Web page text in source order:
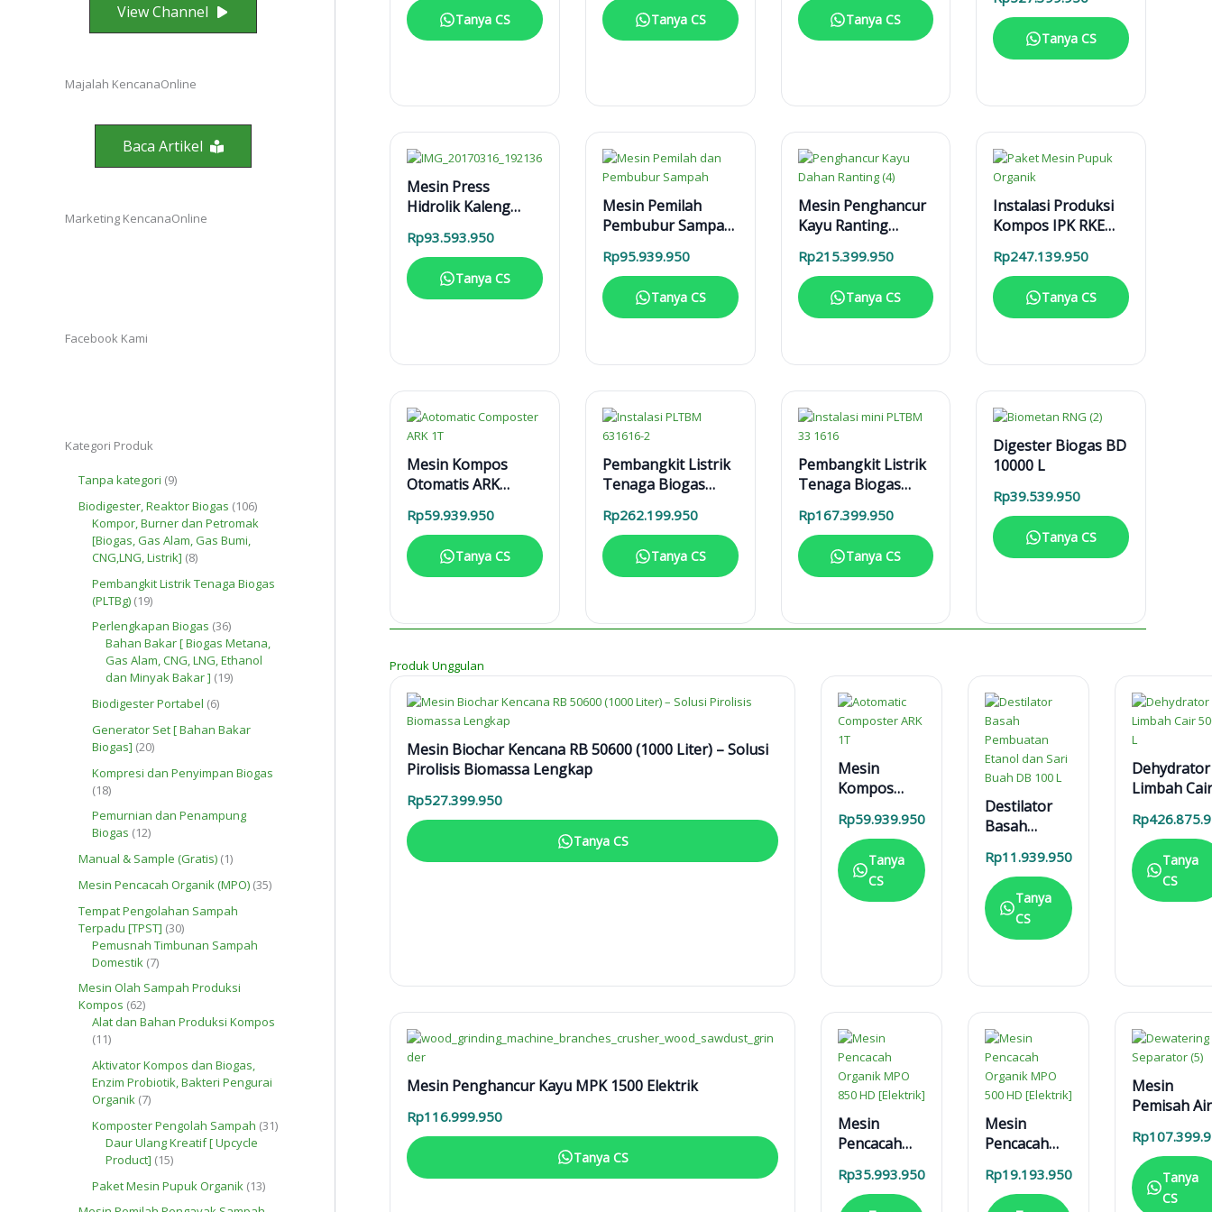
View Channel
Majalah KencanaOnline
Baca Artikel
Marketing KencanaOnline
Facebook Kami
Kategori Produk
Tanpa kategori 99
r
o
d
u
k
Biodigester, Reaktor Biogas 1061
0
o
k
Kompor, Burner dan Petromak
[Biogas, Gas Alam, Gas Bumi,
CNG,LNG, Listrik] 88
r
d
u
k
Pembangkit Listrik Tenaga Biogas
(PLTBg) 191
P
r
o
d
u
Perlengkapan Biogas 363
6
P
r
u
Bahan Bakar [ Biogas Metana,
Gas Alam, CNG, LNG, Ethanol
dan Minyak Bakar ] 191
r
u
Biodigester Portabel 66
r
d
Generator Set [ Bahan Bakar
Biogas] 202
P
o
k
Kompresi dan Penyimpan Biogas
181
P
r
o
u
k
Pemurnian dan Penampung
Biogas 121
P
r
d
u
k
Manual & Sample (Gratis) 11
r
o
u
Mesin Pencacah Organik (MPO) 353
Tempat Pengolahan Sampah
Terpadu [TPST] 303
0
o
u
Pemusnah Timbunan Sampah
Domestik 77
r
d
k
Mesin Olah Sampah Produksi
Kompos 626
2
o
d
u
k
Alat dan Bahan Produksi Kompos
111
P
r
o
d
u
k
Aktivator Kompos dan Biogas,
Enzim Probiotik, Bakteri Pengurai
Organik 77
r
o
d
u
Komposter Pengolah Sampah 313
Daur Ulang Kreatif [ Upcycle
Product] 151
P
Paket Mesin Pupuk Organik 131
Tanya CS Tanya CS Tanya CS
Pirolisis Biomassa
Lengkap
Tanya CS
Mesin Press
Hidrolik Kaleng
Rp93.593.950
Tanya CS
Mesin Pemilah
Pembubur Sampah
Rp95.939.950
Tanya CS
Mesin Penghancur
Kayu Ranting
Mesin Diesel
Rp215.399.950
Tanya CS
Instalasi Produksi
Kompos IPK RKE
Rp247.139.950
Tanya CS
Mesin Kompos
Otomatis ARK
Rp59.939.950
Tanya CS
Pembangkit Listrik
Tenaga Biogas
Rp262.199.950
Tanya CS
Pembangkit Listrik
Tenaga Biogas
Rp167.399.950
Tanya CS
Digester Biogas BD
10000 L
Rp39.539.950
Tanya CS
Produk Unggulan
Mesin Biochar Kencana RB 50600 (1000 Liter) – Solusi
Pirolisis Biomassa Lengkap
Rp527.399.950
Tanya CS
Mesin
Kompos
ARK 1000L
Rp59.939.950
Tanya
CS
Destilator
Basah
Etanol dan
Sari Buah
DB 100 L
Rp11.939.950
Tanya
CS
Dehydrator
Limbah Cair
Rp
Tanya
CS
Mesin Penghancur Kayu MPK 1500 Elektrik
Rp116.999.950
Tanya CS
Mesin
Pencacah
MPO 850 HD
[Elektrik]
Rp35.993.950
Mesin
Pencacah
MPO 500 HD
[Elektrik]
Rp19.193.950
Mesin
Pemisah Air
Dewatering
Separator
5000 L
Rp
Tanya
CS